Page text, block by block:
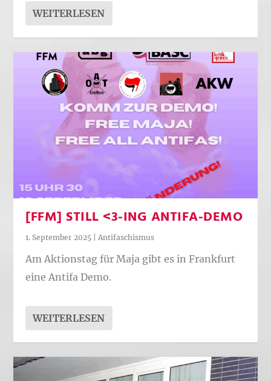
WEITERLESEN
[FFM] STILL <3-ING ANTIFA-DEMO
1. September 2025 Antifaschismus
Am Aktionstag für Maja gibt es in Frankfurt
eine Antifa Demo.
WEITERLESEN